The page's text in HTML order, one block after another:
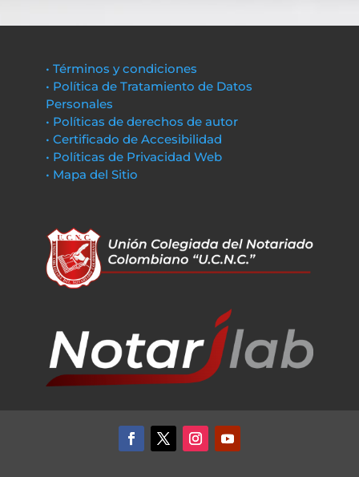
• Términos y condiciones
• Política de Tratamiento de Datos
Personales
• Políticas de derechos de autor
• Certificado de Accesibilidad
• Políticas de Privacidad Web
• Mapa del Sitio